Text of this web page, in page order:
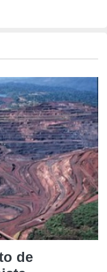
de